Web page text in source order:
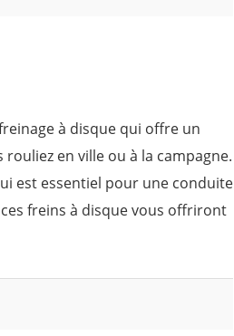
à disque qui offre un
en ville ou à la campagne.
est essentiel pour une conduite
freins à disque vous offriront